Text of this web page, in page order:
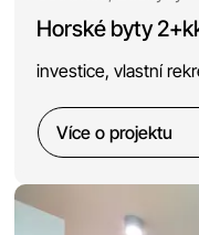
Horské byty
investice, vlastní
Více o projektu